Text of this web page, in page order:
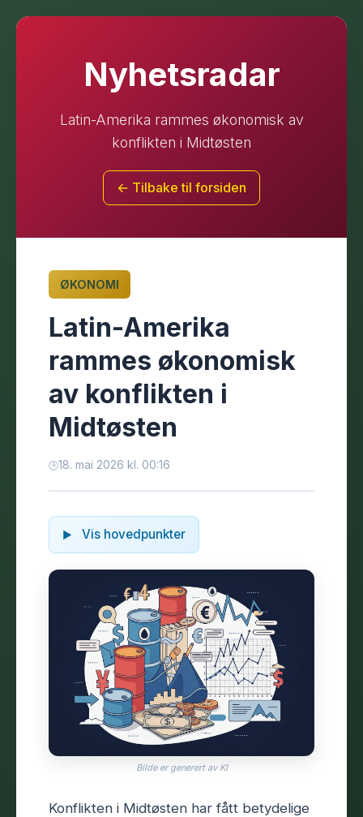
Nyhetsradar
Latin-Amerika rammes økonomisk av
konflikten i Midtøsten
← Tilbake til forsiden
ØKONOMI
Latin-Amerika
rammes økonomisk
av konflikten i
Midtøsten
18. mai 2026 kl. 00:16
Vis hovedpunkter
Bilde er generert av KI
Konflikten i Midtøsten har fått betydelige